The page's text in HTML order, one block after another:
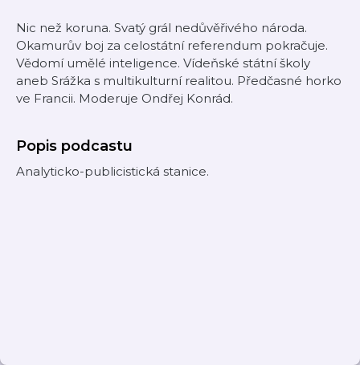
Nic než koruna. Svatý grál nedůvěřivého národa.
Okamurův boj za celostátní referendum pokračuje.
Vědomí umělé inteligence. Vídeňské státní školy
aneb Srážka s multikulturní realitou. Předčasné horko
ve Francii. Moderuje Ondřej Konrád.
Popis podcastu
Analyticko-publicistická stanice.